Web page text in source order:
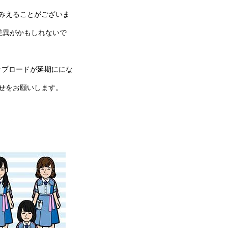
えることがございま
がかもしれないで
ロードが延期ににな
お願いします。